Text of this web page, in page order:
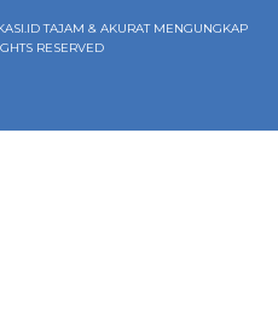
TAJAM & AKURAT MENGUNGKAP
RESERVED